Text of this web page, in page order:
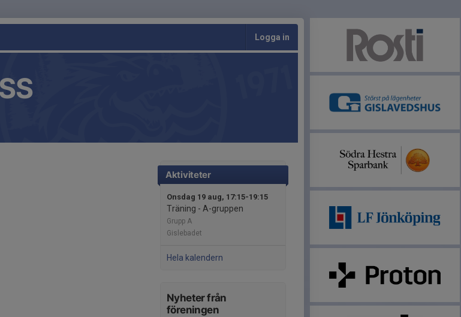
Logga in
Aktiviteter
Onsdag 19 aug, 17:15-19:15
Träning - A-gruppen
Grupp A
Gislebadet
Hela kalendern
Nyheter från
föreningen